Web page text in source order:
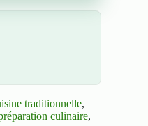
traditionnelle,
culinaire,